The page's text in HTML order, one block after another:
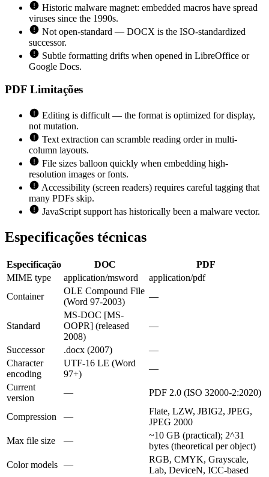
Historic malware magnet: embedded macros have spread
viruses since the 1990s.
Not open-standard — DOCX is the ISO-standardized
successor.
Subtle formatting drifts when opened in LibreOffice or
Google Docs.
PDF Limitações
Editing is difficult — the format is optimized for display,
not mutation.
Text extraction can scramble reading order in multi-
column layouts.
File sizes balloon quickly when embedding high-
resolution images or fonts.
Accessibility (screen readers) requires careful tagging that
many PDFs skip.
JavaScript support has historically been a malware vector.
Especificações técnicas
Especificação DOC
PDF
MIME type
application/msword
application/pdf
Container
OLE Compound File
(Word 97-2003)
—
Standard
MS-DOC [MS-
OOPR] (released
2008)
—
Successor .docx (2007)
—
Character
encoding
UTF-16 LE (Word
97+)
—
Current
version
— PDF 2.0 (ISO 32000-2:2020)
Compression —
Flate, LZW, JBIG2, JPEG,
JPEG 2000
Max file size
—
~10 GB (practical); 2^31
bytes (theoretical per object)
Color models —
RGB, CMYK, Grayscale,
Lab, DeviceN, ICC-based